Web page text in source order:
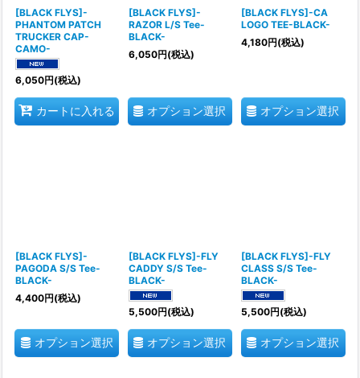
[BLACK FLYS]-
PHANTOM PATCH
TRUCKER CAP-
CAMO-
6,050円(税込)
カートに入れる
[BLACK FLYS]-
RAZOR L/S Tee-
BLACK-
6,050円(税込)
オプション選択
[BLACK FLYS]-CA
LOGO TEE-BLACK-
4,180円(税込)
オプション選択
[BLACK FLYS]-
PAGODA S/S Tee-
BLACK-
4,400円(税込)
オプション選択
[BLACK FLYS]-FLY
CADDY S/S Tee-
BLACK-
5,500円(税込)
オプション選択
[BLACK FLYS]-FLY
CLASS S/S Tee-
BLACK-
5,500円(税込)
オプション選択